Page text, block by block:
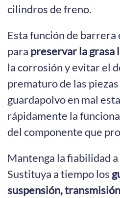
cilindros de freno.
Esta función de barrera
para preservar la grasa
la corrosión y evitar el
prematuro de las
guardapolvo en mal
rápidamente la
del componente que
Mantenga la fiabilidad
Sustituya a tiempo los
suspensión,